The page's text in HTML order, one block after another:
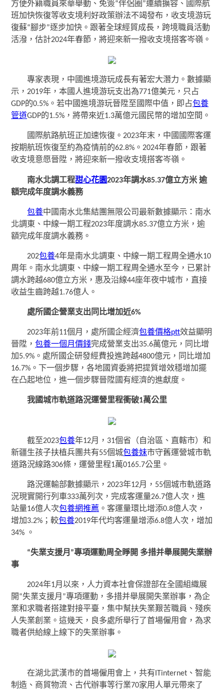
方便外籍職員來華舉動、免簽“伴侶圈”連續擴容、國際航
班加快恢復等收支境利好政策辦法不竭發布，收支境游玩
復蘇“腳步”逐步加快。跟著全球經貿成長，跨境職員活動
活潑，估計2024年春節，將迎來新一撥收支境搭客岑嶺。
專家表現，中國進境游玩成長有著宏大潛力。數據顯
示，2019年，本國人進境游玩支出為771億美元，只占
GDP的0.5%。若中國進境游玩晉陞至國際中值，即占包養
管道GDP的1.5%，將帶來近1.3萬億元國民幣的增加空間。
國際航路航班正加速恢復。2023年末，中國國際客運
按期航班恢復至約為疫情前的62.8%。2024年春節，跟著
收支境意愿晉陞，將迎來新一撥收支境搭客岑嶺。
南水北調工程甜心花園2023年調水85.37億立方米 逾
額完成年度調水義務
包養中國南水北集結團無限公司最新數據顯示：南水
北調東、中線一期工程2023年度調水85.37億立方米，逾
額完成年度調水義務。
202包養4年是南水北調東、中線一期工程周全通水10
周年。南水北調東、中線一期工程周全通水至今，已累計
調水跨越680億立方米，惠及沿線44座年夜中城市，直接
收益生齒跨越1.76億人。
處所國企營業支出同比增加近6%
2023年前11個月，處所國企經濟包養價格ptt效益顯明
晉陞，包養一個月價錢完成營業支出35.6萬億元，同比增
加5.9%。處所國企研發經費投進跨越4800億元，同比增加
16.7%。下一個步驟，各地國資委將把提質增效穩增加擺
在凸起地位，進一個步驟晉陞國有經濟的進獻度。
我國城市軌道路況運營里程衝破1萬公里
截至2023包養年12月，31個省（自治區、直轄市）和
新疆生孩子扶植兵團共有55個城包養妹市守舊運營城市軌
道路況線路306條，運營里程1萬0165.7公里。
路況運輸部數據顯示，2023年12月，55個城市軌道路
況現實開行列車333萬列次，完成客運量26.7億人次，進
站量16億人次包養網推薦 。客運量環比增添0.8億人次，
增加3.2%；較包養2019年代均客運量增添6.8億人次，增加
34% 。
“失業支援月”專項運動周全睜開 多措并舉展開失業辦
事
2024年1月以來，人力資本社會保證部在全國組織展
開“失業支援月”專項運動，多措并舉展開失業辦事，為企
業和求職者搭建對接平臺，集中幫扶失業艱苦職員、殘疾
人失業創業。這幾天，良多處所舉行了首場僱用會，為求
職者供給線上線下的失業辦事。
在湖北武漢市的首場僱用會上，共有ITinternet、智能
制造、商貿物流、古代辦事等行業70家用人單元帶來了